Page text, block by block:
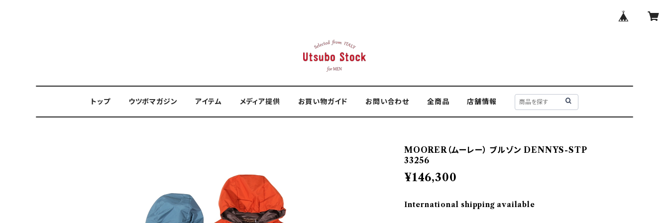
トップ ウツボマガジン アイテム メディア提供 お買い物ガイド お問い合わせ 全商品 店舗情報
MOORER（ムーレー） ブルゾン DENNYS-STP
33256
¥146,300
International shipping available